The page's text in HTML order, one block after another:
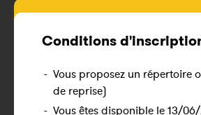
Conditions
- Vous proposez un répertoire
de reprise)
- Vous êtes disponible le 13/